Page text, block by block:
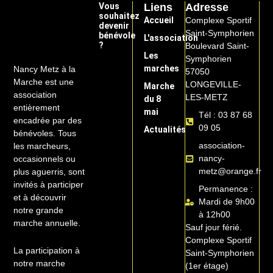
Nancy Metz à la
Marche est une
association
entièrement
encadrée par des
bénévoles. Tous
les marcheurs,
occasionnels ou
plus aguerris, sont
invités à participer
et à découvrir
notre grande
marche annuelle.
La participation à
notre marche
Liens
Accueil
L'association
Les
marches
Marche
du 8
mai
Actualités
Adresse
Complexe Sportif
Saint-Symphorien
Boulevard Saint-
Symphorien
57050
LONGEVILLE-
LES-METZ
Tél : 03 87 68
09 05
association-
nancy-
metz@orange.fr
Permanence :
Mardi de 9h00
à 12h00
Sauf jour férié.
Complexe Sportif
Saint-Symphorien
(1er étage)
Vous
souhaitez
devenir
bénévole
?